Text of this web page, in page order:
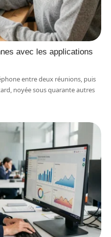
avec les applications
entre deux réunions, puis
noyée sous quarante autres